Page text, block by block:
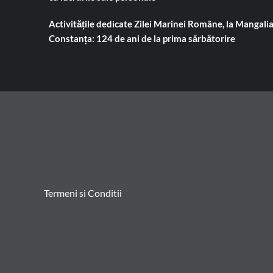
Activitățile dedicate Zilei Marinei Române, la
Constanța: 124 de ani de la prima sărbătorire
Termeni si Conditii